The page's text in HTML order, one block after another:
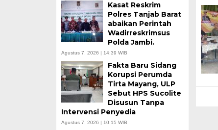
Kasat Reskrim
Polres Tanjab Barat
abaikan Perintah
Wadirreskrimsus
Polda Jambi.
Agustus 7, 2026 | 14:39 WIB
Fakta Baru Sidang
Korupsi Perumda
Tirta Mayang, ULP
Sebut HPS Sucolite
Disusun Tanpa
Intervensi Penyedia
Agustus 7, 2026 | 10:15 WIB